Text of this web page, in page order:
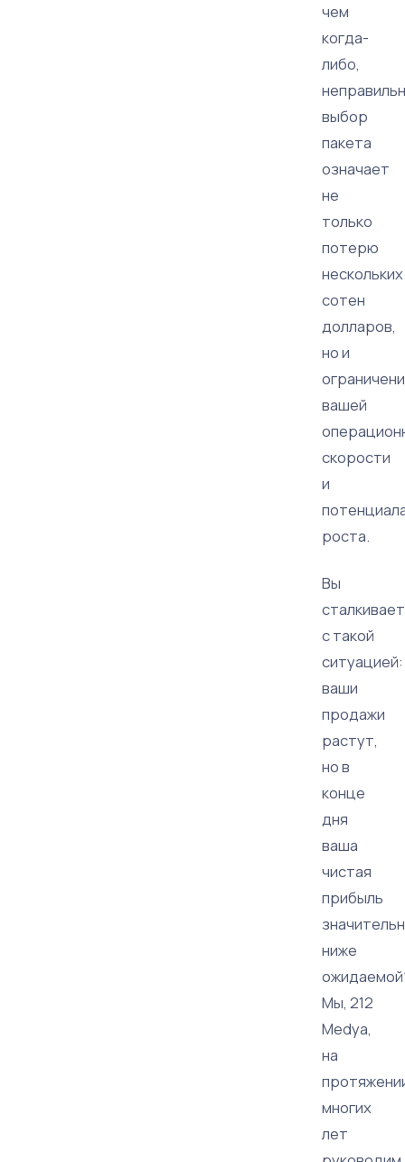
чем
когда-
либо,
выбор
пакета
означает
не
только
потерю
нескольких
сотен
долларов,
но и
вашей
скорости
и
роста.
Вы
с такой
ситуацией:
ваши
продажи
растут,
но в
конце
дня
ваша
чистая
прибыль
ниже
Мы, 212
Medya,
на
многих
лет